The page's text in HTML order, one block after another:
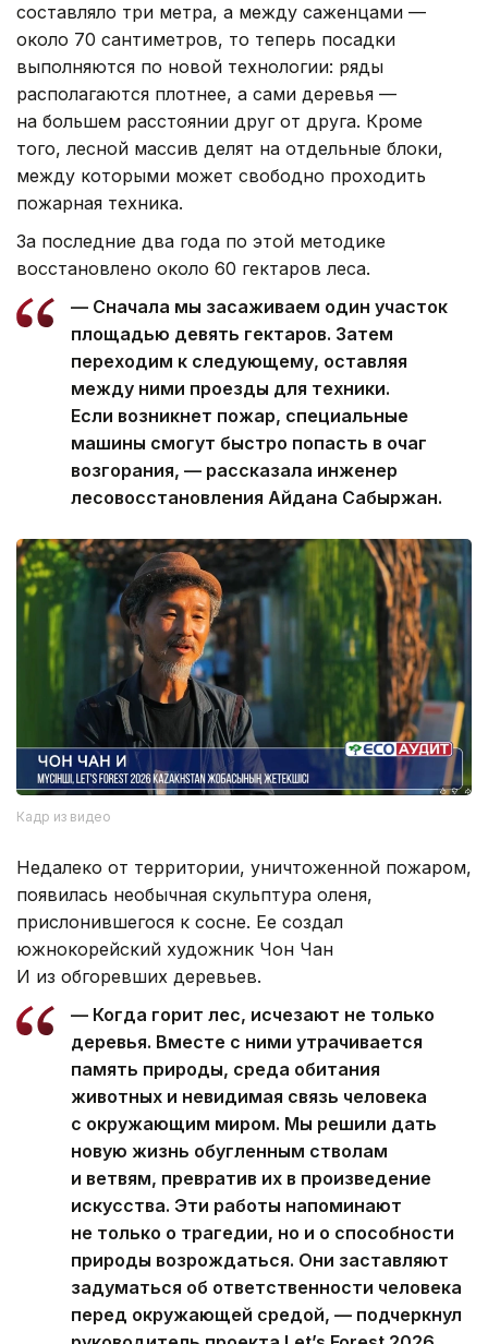
составляло три метра, а между саженцами —
около 70 сантиметров, то теперь посадки
выполняются по новой технологии: ряды
располагаются плотнее, а сами деревья —
на большем расстоянии друг от друга. Кроме
того, лесной массив делят на отдельные блоки,
между которыми может свободно проходить
пожарная техника.
За последние два года по этой методике
восстановлено около 60 гектаров леса.
— Сначала мы засаживаем один участок
площадью девять гектаров. Затем
переходим к следующему, оставляя
между ними проезды для техники.
Если возникнет пожар, специальные
машины смогут быстро попасть в очаг
возгорания, — рассказала инженер
лесовосстановления Айдана Сабыржан.
Кадр из видео
Недалеко от территории, уничтоженной пожаром,
появилась необычная скульптура оленя,
прислонившегося к сосне. Ее создал
южнокорейский художник Чон Чан
И из обгоревших деревьев.
— Когда горит лес, исчезают не только
деревья. Вместе с ними утрачивается
память природы, среда обитания
животных и невидимая связь человека
с окружающим миром. Мы решили дать
новую жизнь обугленным стволам
и ветвям, превратив их в произведение
искусства. Эти работы напоминают
не только о трагедии, но и о способности
природы возрождаться. Они заставляют
задуматься об ответственности человека
перед окружающей средой, — подчеркнул